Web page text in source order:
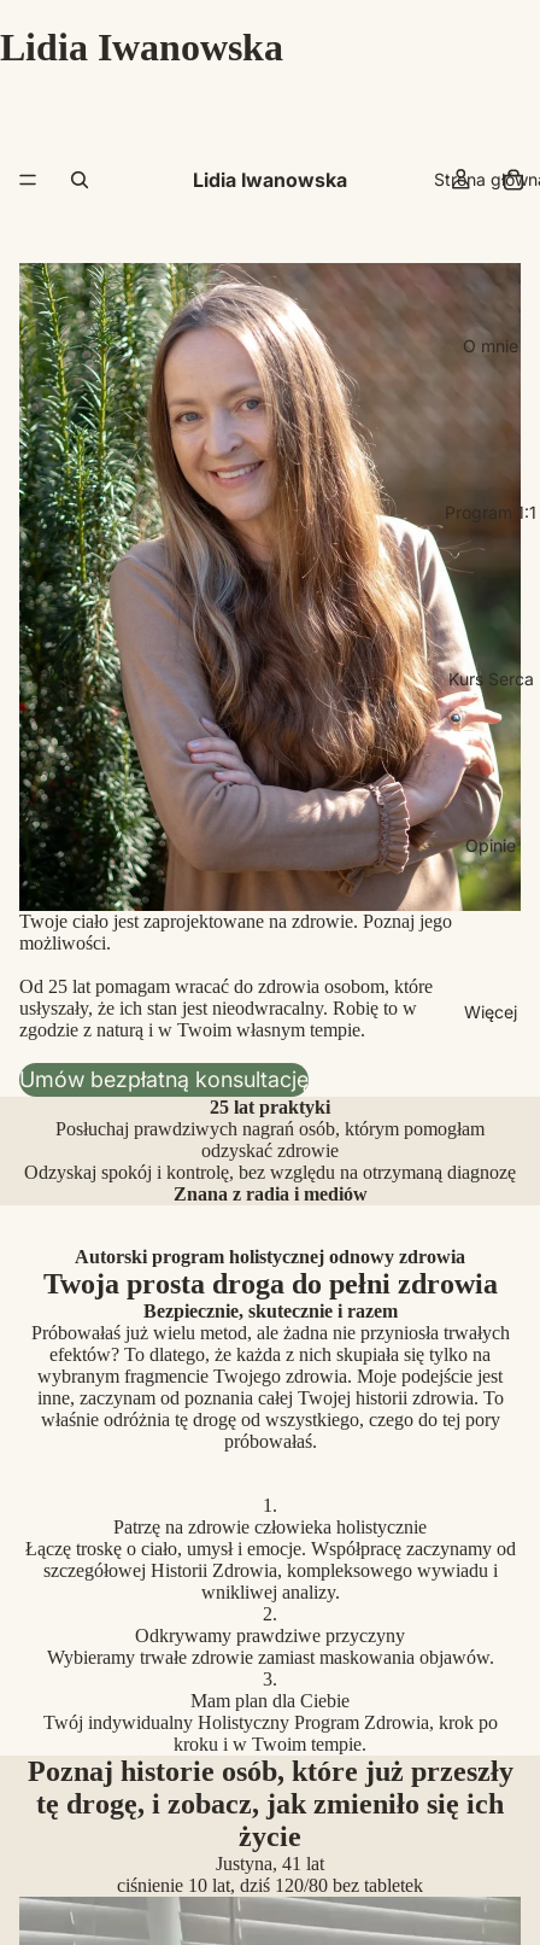
Lidia Iwanowska
Lidia Iwanowska Strona
O mnie
Program 1:1
Kurs Serca
Opinie
Więcej
Twoje ciało jest zaprojektowane na zdrowie. Poznaj jego
możliwości.
Od 25 lat pomagam wracać do zdrowia osobom, które
usłyszały, że ich stan jest nieodwracalny. Robię to w
zgodzie z naturą i w Twoim własnym tempie.
Umów bezpłatną konsultację
25 lat praktyki
Posłuchaj prawdziwych nagrań osób, którym pomogłam
odzyskać zdrowie
Odzyskaj spokój i kontrolę, bez względu na otrzymaną diagnozę
Znana z radia i mediów
Autorski program holistycznej odnowy zdrowia
Twoja prosta droga do pełni zdrowia
Bezpiecznie, skutecznie i razem
Próbowałaś już wielu metod, ale żadna nie przyniosła trwałych
efektów? To dlatego, że każda z nich skupiała się tylko na
wybranym fragmencie Twojego zdrowia. Moje podejście jest
inne, zaczynam od poznania całej Twojej historii zdrowia. To
właśnie odróżnia tę drogę od wszystkiego, czego do tej pory
próbowałaś.
1.
Patrzę na zdrowie człowieka holistycznie
Łączę troskę o ciało, umysł i emocje. Współpracę zaczynamy od
szczegółowej Historii Zdrowia, kompleksowego wywiadu i
wnikliwej analizy.
2.
Odkrywamy prawdziwe przyczyny
Wybieramy trwałe zdrowie zamiast maskowania objawów.
3.
Mam plan dla Ciebie
Twój indywidualny Holistyczny Program Zdrowia, krok po
kroku i w Twoim tempie.
Poznaj historie osób, które już przeszły
tę drogę, i zobacz, jak zmieniło się ich
życie
Justyna, 41 lat
ciśnienie 10 lat, dziś 120/80 bez tabletek